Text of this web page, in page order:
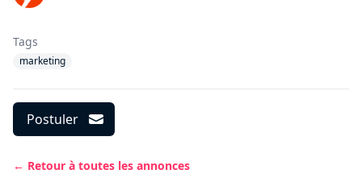
Tags
marketing
Postuler
← Retour à toutes les annonces